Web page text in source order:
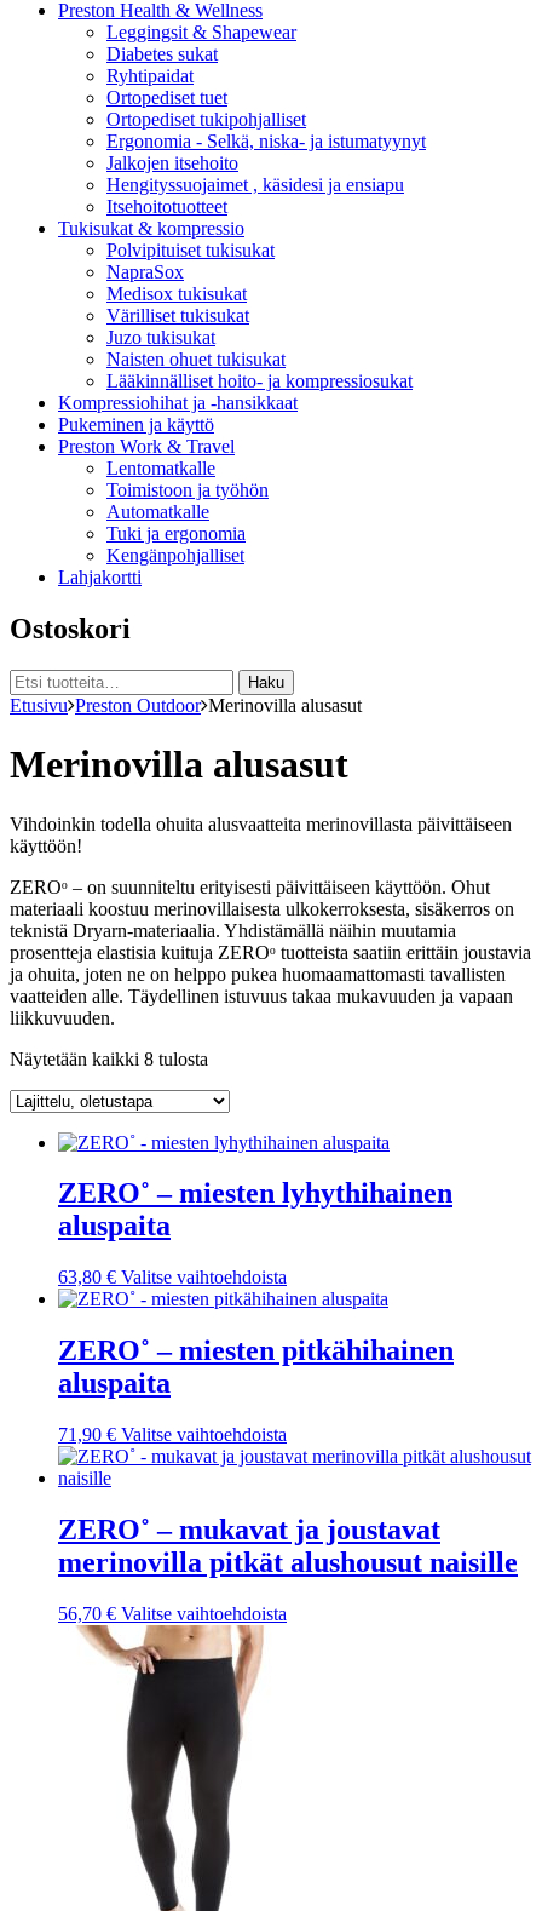
Preston Health & Wellness
Leggingsit & Shapewear
Diabetes sukat
Ryhtipaidat
Ortopediset tuet
Ortopediset tukipohjalliset
Ergonomia - Selkä, niska- ja istumatyynyt
Jalkojen itsehoito
Hengityssuojaimet , käsidesi ja ensiapu
Itsehoitotuotteet
Tukisukat & kompressio
Polvipituiset tukisukat
NapraSox
Medisox tukisukat
Värilliset tukisukat
Juzo tukisukat
Naisten ohuet tukisukat
Lääkinnälliset hoito- ja kompressiosukat
Kompressiohihat ja -hansikkaat
Pukeminen ja käyttö
Preston Work & Travel
Lentomatkalle
Toimistoon ja työhön
Automatkalle
Tuki ja ergonomia
Kengänpohjalliset
Lahjakortti
Ostoskori
Etsi: Haku
Etusivu Preston Outdoor Merinovilla alusasut
Merinovilla alusasut
Vihdoinkin todella ohuita alusvaatteita merinovillasta päivittäiseen
käyttöön!
ZEROᵒ – on suunniteltu erityisesti päivittäiseen käyttöön. Ohut
materiaali koostuu merinovillaisesta ulkokerroksesta, sisäkerros on
teknistä Dryarn-materiaalia. Yhdistämällä näihin muutamia
prosentteja elastisia kuituja ZEROᵒ tuotteista saatiin erittäin joustavia
ja ohuita, joten ne on helppo pukea huomaamattomasti tavallisten
vaatteiden alle. Täydellinen istuvuus takaa mukavuuden ja vapaan
liikkuvuuden.
Näytetään kaikki 8 tulosta
ZERO˚ – miesten lyhythihainen
aluspaita
63,80 € Valitse vaihtoehdoista
tuotteella
useampi
muunnelma.
tuotteen
sivulla.
ZERO˚ – miesten pitkähihainen
aluspaita
71,90 € Valitse vaihtoehdoista
tuotteella
muunnelma.
Voit
tehdä
sivulla.
ZERO˚ – mukavat ja joustavat
merinovilla pitkät alushousut naisille
56,70 € Valitse vaihtoehdoista